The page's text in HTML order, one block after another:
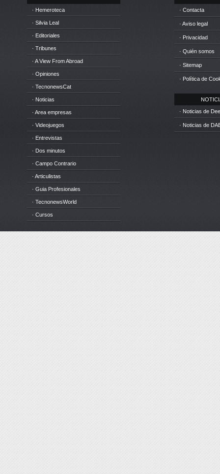
· Hemeroteca
· Silvia Leal
· Editoriales
· Tribunes
· A View From Abroad
· Opiniones
· TecnonewsCat
· Noticias
· Area empresas
· Videojuegos
· Entrevistas
· Dos minutos
· Campo Contrario
· Articulistas
· Guia Profesionales
· TecnonewsWorld
· Cursos
· Contacta
· Aviso legal
· Privacidad
· Quién somos
· Sitemap
· Política de
· Noticias de
· Noticias de